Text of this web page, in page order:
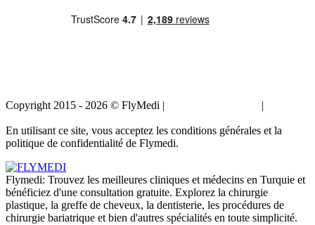
Copyright 2015 - 2026 © FlyMedi | |
En utilisant ce site, vous acceptez les conditions générales et la
politique de confidentialité de Flymedi.
Flymedi: Trouvez les meilleures cliniques et médecins en Turquie et
bénéficiez d'une consultation gratuite. Explorez la chirurgie
plastique, la greffe de cheveux, la dentisterie, les procédures de
chirurgie bariatrique et bien d'autres spécialités en toute simplicité.